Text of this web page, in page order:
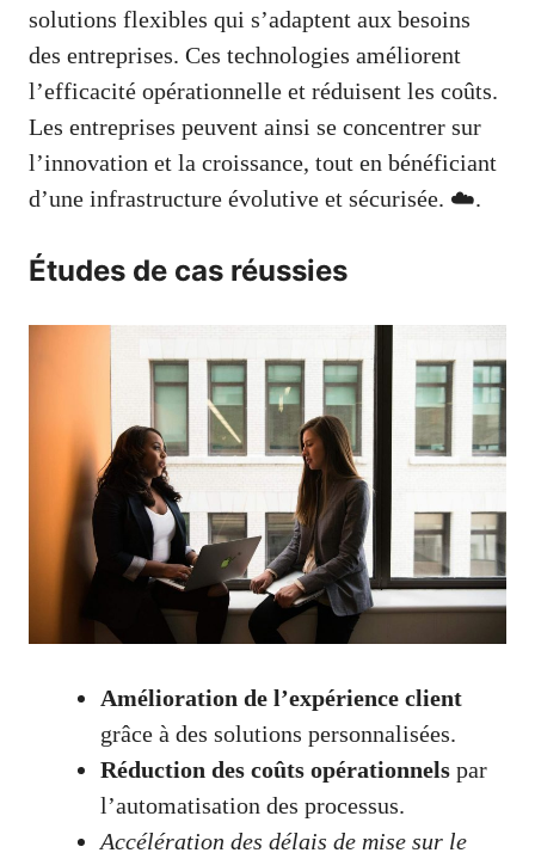
solutions flexibles qui s’adaptent aux besoins
des entreprises. Ces technologies améliorent
l’efficacité opérationnelle et réduisent les coûts.
Les entreprises peuvent ainsi se concentrer sur
l’innovation et la croissance, tout en bénéficiant
d’une infrastructure évolutive et sécurisée. ☁️.
Études de cas réussies
Amélioration de l’expérience client
grâce à des solutions personnalisées.
Réduction des coûts opérationnels par
l’automatisation des processus.
Accélération des délais de mise sur le